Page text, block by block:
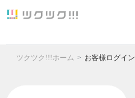
ツクツク!!!ホーム お客様ログイン